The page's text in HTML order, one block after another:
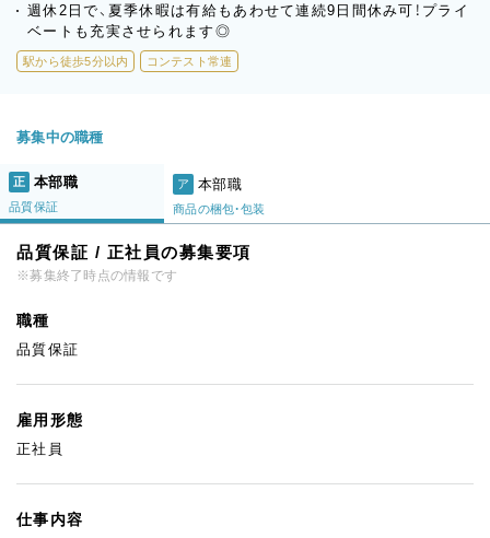
週休2日で、夏季休暇は有給もあわせて連続9日間休み可！プライ
ベートも充実させられます◎
駅から徒歩5分以内 コンテスト常連
募集中の職種
正 本部職
品質保証
ア 本部職
商品の梱包・包装
品質保証 / 正社員の募集要項
※募集終了時点の情報です
職種
品質保証
雇用形態
正社員
仕事内容